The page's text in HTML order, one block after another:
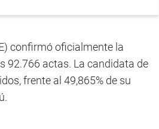
confirmó oficialmente la
92.766 actas. La candidata de
frente al 49,865% de su